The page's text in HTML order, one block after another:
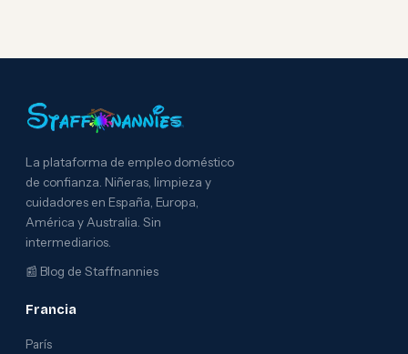
La plataforma de empleo doméstico
de confianza. Niñeras, limpieza y
cuidadores en España, Europa,
América y Australia. Sin
intermediarios.
📰 Blog de Staffnannies
Francia
París